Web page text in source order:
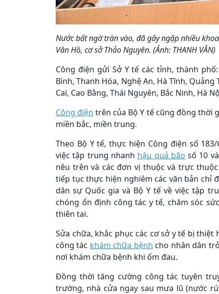
Nước bất ngờ tràn vào, đã gây ngập nhiều
Vân Hồ, cơ sở Thảo Nguyên. (Ảnh: THANH VÂN)
Công điện gửi Sở Y tế các tỉnh, thành
Bình, Thanh Hóa, Nghệ An, Hà Tĩnh,
Cai, Cao Bằng, Thái Nguyên, Bắc Ninh, Hà
Công điện trên của Bộ Y tế cũng đồng thời
miền bắc, miền trung.
Theo Bộ Y tế, thực hiện Công điện số
việc tập trung nhanh hậu quả bão số 10
nêu trên và các đơn vị thuộc và trực
tiếp tục thực hiện nghiêm các văn bản chỉ
dân sự Quốc gia và Bộ Y tế về việc tập
chóng ổn định công tác y tế, chăm sóc
thiên tai.
Sửa chữa, khắc phục các cơ sở y tế bị
công tác khám chữa bệnh cho nhân dân
nơi khám chữa bệnh khi ốm đau.
Đồng thời tăng cường công tác tuyên
trường, nhà cửa ngay sau mưa lũ (nước